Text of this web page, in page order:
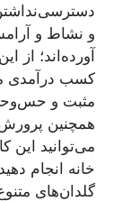
و نشاط و
آورده‌اند؛ از
کسب درآمدی
مثبت و
همچنین
می‌توانید این
خانه انجام
گلدان‌های